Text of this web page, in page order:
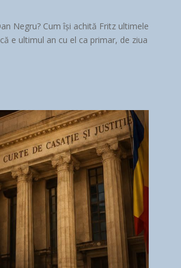
Negru? Cum își achită Fritz ultimele
e ultimul an cu el ca primar, de ziua